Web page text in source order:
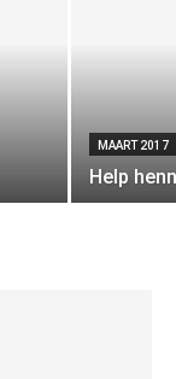
MAART 2017
Help